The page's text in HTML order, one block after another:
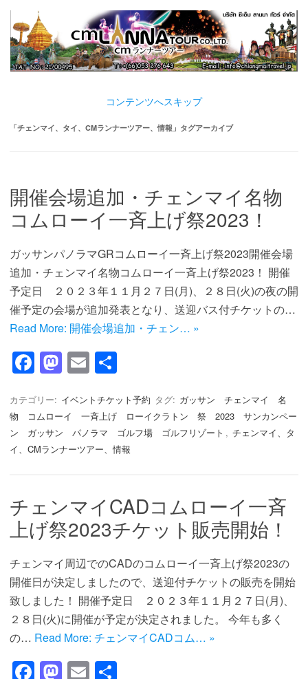
コンテンツへスキップ
「チェンマイ、タイ、CMランナーツアー、情報 」タグアーカイブ
開催会場追加・チェンマイ名物
コムローイ一斉上げ祭2023！
ガッサンパノラマGRコムローイ一斉上げ祭2023開催会場
追加・チェンマイ名物コムローイ一斉上げ祭2023！ 開催
予定日 ２０２３年１１月２７日(月)、２８日(火)の夜の開
催予定の会場が追加発表となり、送迎バス付チケットの…
Read More: 開催会場追加・チェン… »
F
c
e
b
k
M
st
o
d
n
E
ail
カテゴリー: イベントチケット予約 タグ: ガッサン チェンマイ 名
物 コムローイ 一斉上げ ローイクラトン 祭 2023 サンカンペー
ン ガッサン パノラマ ゴルフ場 ゴルフリゾート , チェンマイ、タ
イ、CMランナーツアー、情報
チェンマイCADコムローイ一斉
上げ祭2023チケット販売開始！
チェンマイ周辺でのCADのコムローイ一斉上げ祭2023の
開催日が決定しましたので、送迎付チケットの販売を開始
致しました！ 開催予定日 ２０２３年１１月２７日(月)、
２８日(火)に開催が予定が決定されました。 今年も多く
の… Read More: チェンマイCADコム… »
F M E